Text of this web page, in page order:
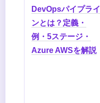
DevOpsパイプライ
ンとは？定義・
例・5ステージ・
Azure AWSを解説